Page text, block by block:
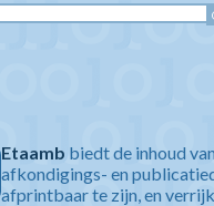
Etaamb biedt de inhoud
afkondigings- en
afprintbaar te zijn, en